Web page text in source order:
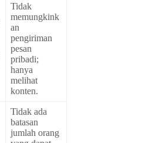
Tidak
memungkink
an
pengiriman
pesan
pribadi;
hanya
melihat
konten.
Tidak ada
batasan
jumlah orang